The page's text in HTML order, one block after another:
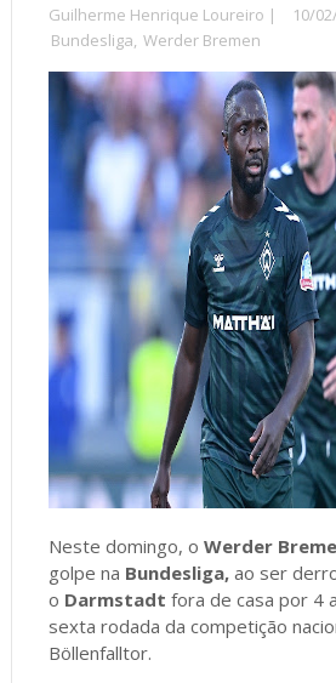
Guilherme Henrique Loureiro |
10/
Bundesliga, Werder Bremen
Neste domingo, o Werder
golpe na Bundesliga, ao ser
o Darmstadt fora de casa por 4
sexta rodada da competição
Böllenfalltor.